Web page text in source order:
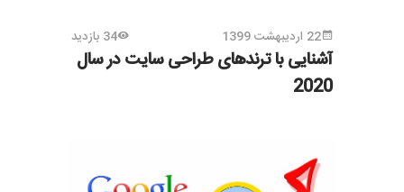
22 اردیبهشت 1399 34 بازدید
آشنایی با ترندهای طراحی سایت در سال
2020